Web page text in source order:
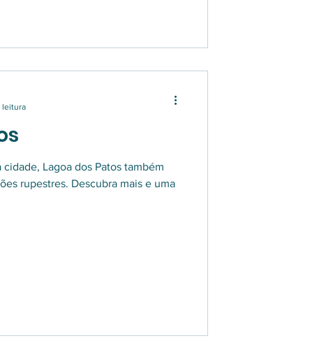
Lagoa dos Patos também
rupestres. Descubra mais e uma
leitura